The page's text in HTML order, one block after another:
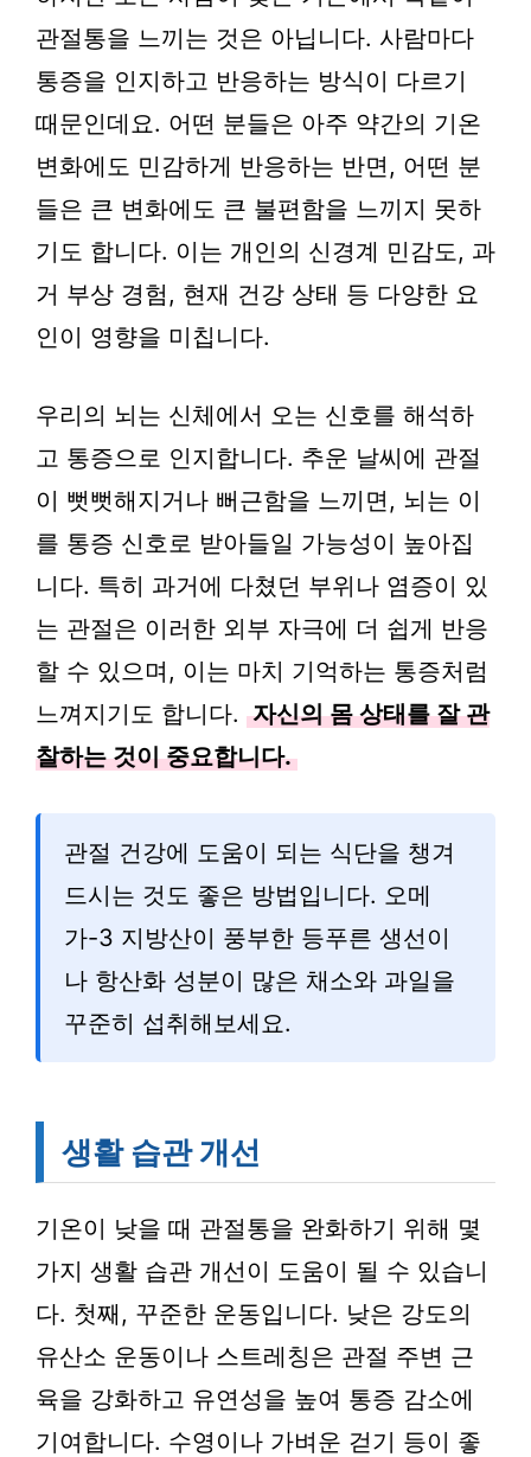
관절통을 느끼는 것은 아닙니다. 사람마다
통증을 인지하고 반응하는 방식이 다르기
때문인데요. 어떤 분들은 아주 약간의 기온
변화에도 민감하게 반응하는 반면, 어떤 분
들은 큰 변화에도 큰 불편함을 느끼지 못하
기도 합니다. 이는 개인의 신경계 민감도, 과
거 부상 경험, 현재 건강 상태 등 다양한 요
인이 영향을 미칩니다.
우리의 뇌는 신체에서 오는 신호를 해석하
고 통증으로 인지합니다. 추운 날씨에 관절
이 뻣뻣해지거나 뻐근함을 느끼면, 뇌는 이
를 통증 신호로 받아들일 가능성이 높아집
니다. 특히 과거에 다쳤던 부위나 염증이 있
는 관절은 이러한 외부 자극에 더 쉽게 반응
할 수 있으며, 이는 마치 기억하는 통증처럼
느껴지기도 합니다. 자신의 몸 상태를 잘 관
찰하는 것이 중요합니다.
관절 건강에 도움이 되는 식단을 챙겨
드시는 것도 좋은 방법입니다. 오메
가-3 지방산이 풍부한 등푸른 생선이
나 항산화 성분이 많은 채소와 과일을
꾸준히 섭취해보세요.
생활 습관 개선
기온이 낮을 때 관절통을 완화하기 위해 몇
가지 생활 습관 개선이 도움이 될 수 있습니
다. 첫째, 꾸준한 운동입니다. 낮은 강도의
유산소 운동이나 스트레칭은 관절 주변 근
육을 강화하고 유연성을 높여 통증 감소에
기여합니다. 수영이나 가벼운 걷기 등이 좋